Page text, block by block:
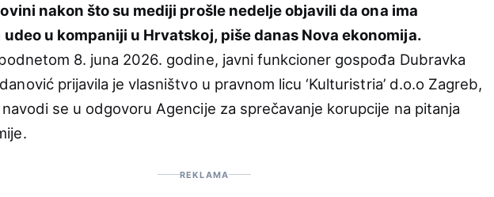
nakon što su mediji prošle nedelje objavili da ona ima
u kompaniji u Hrvatskoj, piše danas Nova ekonomija.
8. juna 2026. godine, javni funkcioner gospođa Dubravka
prijavila je vlasništvo u pravnom licu ‘Kulturistria’ d.o.o Zagreb,
navodi se u odgovoru Agencije za sprečavanje korupcije na pitanja
REKLAMA